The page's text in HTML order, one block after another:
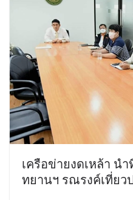
เครือข่ายงดเหล้า น
ทยานฯ รณรงค์เที่ยว